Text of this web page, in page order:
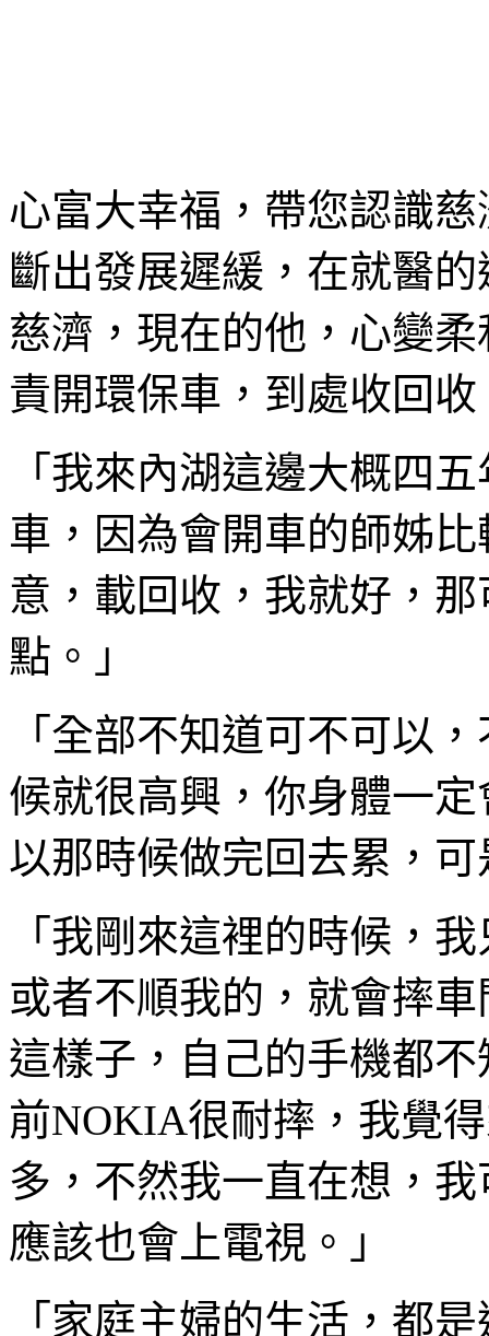
心富大幸福，帶您認識
斷出發展遲緩，在就醫
慈濟，現在的他，心變
責開環保車，到處收回收
「我來內湖這邊大概四
車，因為會開車的師姊
意，載回收，我就好，
點。」
「全部不知道可不可以
候就很高興，你身體一
以那時候做完回去累，
「我剛來這裡的時候，
或者不順我的，就會摔
這樣子，自己的手機都
前NOKIA很耐摔，我覺
多，不然我一直在想，
應該也會上電視。」
「家庭主婦的生活，都